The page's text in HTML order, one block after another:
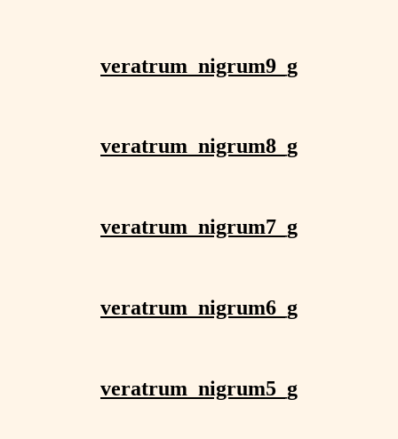
veratrum_nigrum9_g
veratrum_nigrum8_g
veratrum_nigrum7_g
veratrum_nigrum6_g
veratrum_nigrum5_g